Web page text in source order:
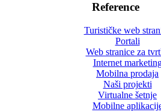
Reference
Turističke web
Portali
Web stranice za
Internet
Mobilna prodaja
Naši projekti
Virtualne šetnje
Mobilne